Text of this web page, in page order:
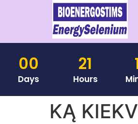
00
Days
21
Hours
KĄ